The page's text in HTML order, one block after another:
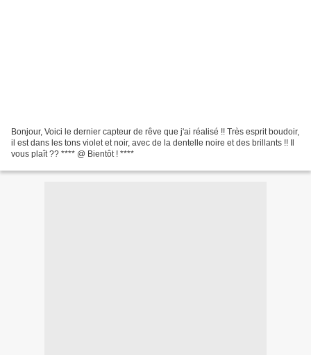
Bonjour, Voici le dernier capteur de rêve que j'ai réalisé !! Très esprit boudoir,
il est dans les tons violet et noir, avec de la dentelle noire et des brillants !! Il
vous plaît ?? **** @ Bientôt ! ****